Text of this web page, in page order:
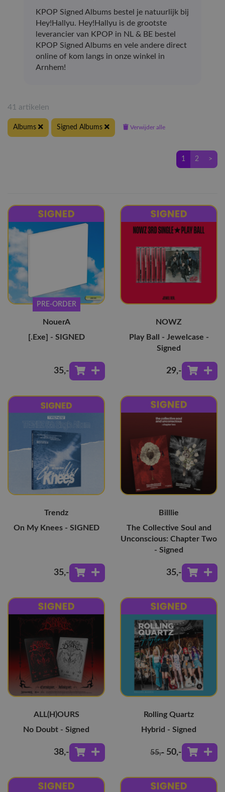
KPOP Signed Albums bestel je natuurlijk bij
Hey!Hallyu. Hey!Hallyu is de grootste
leverancier van KPOP in NL & BE bestel
KPOP Signed Albums en vele andere direct
online of kom langs in onze winkel in
Arnhem!
41 artikelen
Albums Signed Albums Verwijder alle
1 2 >
PRE-ORDER
NouerA
[.Exe] - SIGNED
35,-
NOWZ
Play Ball - Jewelcase -
Signed
29,-
Trendz
On My Knees - SIGNED
35,-
Billlie
The Collective Soul and
Unconscious: Chapter Two
- Signed
35,-
ALL(H)OURS
No Doubt - Signed
38,-
Rolling Quartz
Hybrid - Signed
55,- 50,-